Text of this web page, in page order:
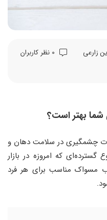
زارعی
شما بهتر است؟
چشمگیری در سلامت دهان و
گسترده‌ای که امروزه در بازار
مسواک مناسب برای هر فرد